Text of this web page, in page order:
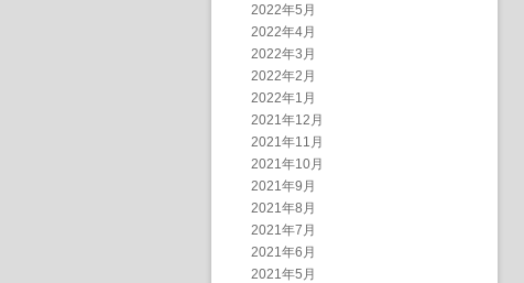
2022年5月
2022年4月
2022年3月
2022年2月
2022年1月
2021年12月
2021年11月
2021年10月
2021年9月
2021年8月
2021年7月
2021年6月
2021年5月